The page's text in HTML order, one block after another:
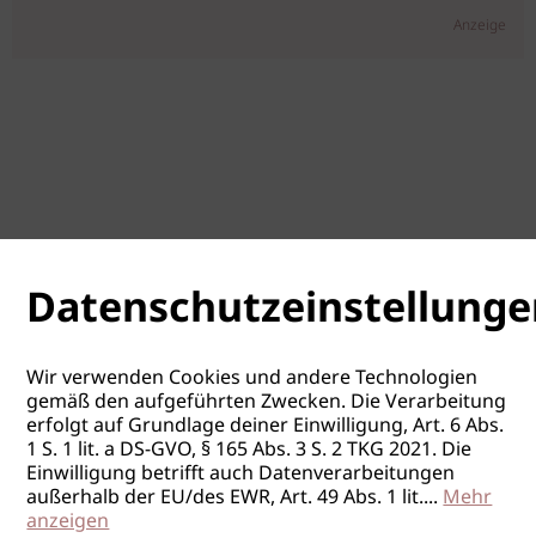
Anzeige
Wir verwenden Cookies und andere Technologien
gemäß den aufgeführten Zwecken. Die Verarbeitung
erfolgt auf Grundlage deiner Einwilligung, Art. 6 Abs.
1 S. 1 lit. a DS-GVO, § 165 Abs. 3 S. 2 TKG 2021. Die
Einwilligung betrifft auch Datenverarbeitungen
außerhalb der EU/des EWR, Art. 49 Abs. 1 lit....Mehr
anzeigen